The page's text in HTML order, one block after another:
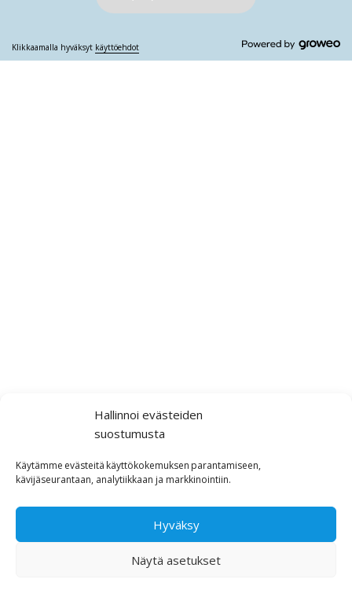
Hallinnoi evästeiden
suostumusta
Käytämme evästeitä käyttökokemuksen parantamiseen,
kävijäseurantaan, analytiikkaan ja markkinointiin.
Hyväksy
Näytä asetukset